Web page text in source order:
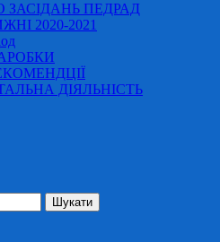
ЗАСІДАНЬ ПЕДРАД
2020-2021
ДІЯЛЬНІСТЬ